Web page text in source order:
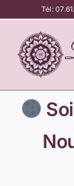
au
contenu
Tél: